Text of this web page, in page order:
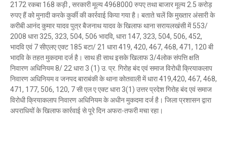
Mau Beat Media- Jan 03 2023
Mau:-मऊ में कमलेश राय उर्फ चुन्नू का 04 करोड़, 74 लाख रुपये
Mau Beat Media-Jan 02 2023
Mau:-ठंड को देखते हुए एक से आठ तक के विद्यालय 31 दिसंबर
Mau Beat Media-Dec 29 2022
2172 रकबा 168 कड़ी , सरकारी मूल्य 4968000 रुपए तथा बाजार मूल्य 2.5 करोड़
रुपए हैं को मुनादी करके कुर्की की कार्रवाई किया गया है। बताते चलें कि मुख्तार अंसारी के
करीबी आनंद कुमार यादव पुत्र बैजनाथ यादव के खिलाफ थाना सरायलखंसी में 553/
2008 धारा 325, 323, 504, 506 भादवि, धारा 147, 323, 504, 506, 452,
भादवि एवं 7 सीएलए एक्ट 185 बटा/ 21 धारा 419, 420, 467, 468, 471, 120 बी
भादवि के तहत मुकदमा दर्ज है। साथ ही साथ इसके खिलाफ 3/4लोक संपत्ति क्षति
निवारण अधिनियम 8/ 22 धारा 3 (1) उ. प्र. गिरोह बंद एवं समाज विरोधी क्रियाकलाप
निवारण अधिनियम व जनपद बाराबंकी के थाना कोतवाली में धारा 419,420, 467, 468,
471, 177, 506, 120, 7 सी एल ए एक्ट धारा 3(1) उत्तर प्रदेश गिरोह बंद एवं समाज
विरोधी क्रियाकलाप निवारण अधिनियम के अधीन मुकदमा दर्ज है। जिला प्रशासन द्वारा
अपराधियों के खिलाफ कार्रवाई से पूरे दिन अफरा-तफरी मचा रहा।